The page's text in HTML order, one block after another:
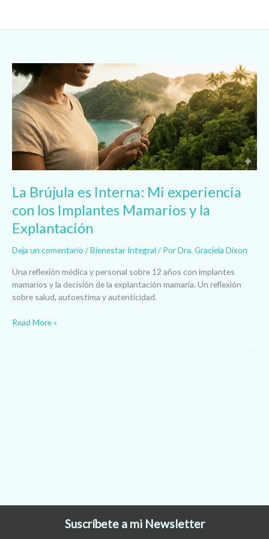
La Brújula es Interna: Mi experiencia
con los Implantes Mamarios y la
Explantación
Deja un comentario /Bienestar Integral / PorDra. Graciela Dixon
Una reflexión médica y personal sobre 12 años con implantes
mamarios y la decisión de la explantación mamaria. Un reflexión
sobre salud, autoestima y autenticidad.
La
Brújula
es
Interna:
Mi
experiencia
con
los
Implantes
y
la
Read More »
Suscríbete a mi Newsletter